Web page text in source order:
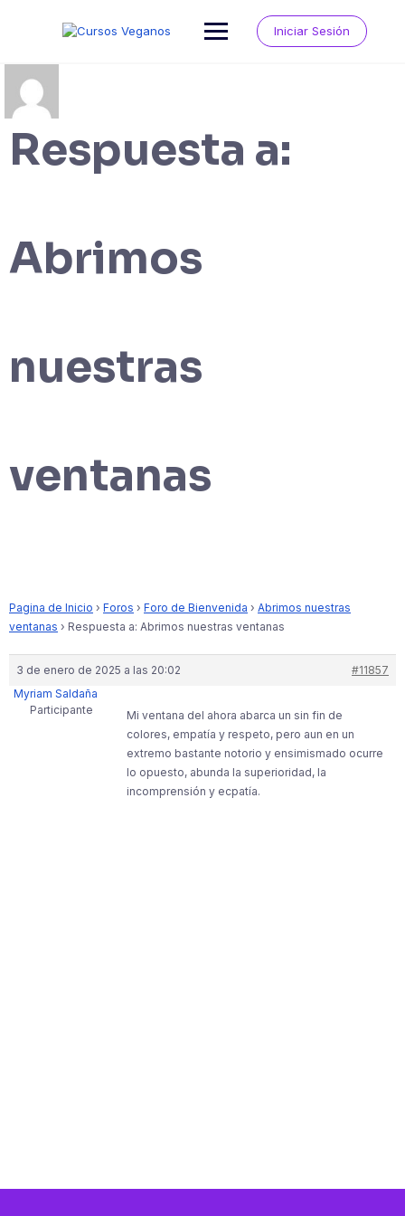
Iniciar Sesión
Respuesta a:
Abrimos
nuestras
ventanas
Pagina de Inicio › Foros › Foro de Bienvenida › Abrimos nuestras
ventanas › Respuesta a: Abrimos nuestras ventanas
3 de enero de 2025 a las 20:02
#11857
Myriam Saldaña
Participante
Mi ventana del ahora abarca un sin fin de
colores, empatía y respeto, pero aun en un
extremo bastante notorio y ensimismado ocurre
lo opuesto, abunda la superioridad, la
incomprensión y ecpatía.